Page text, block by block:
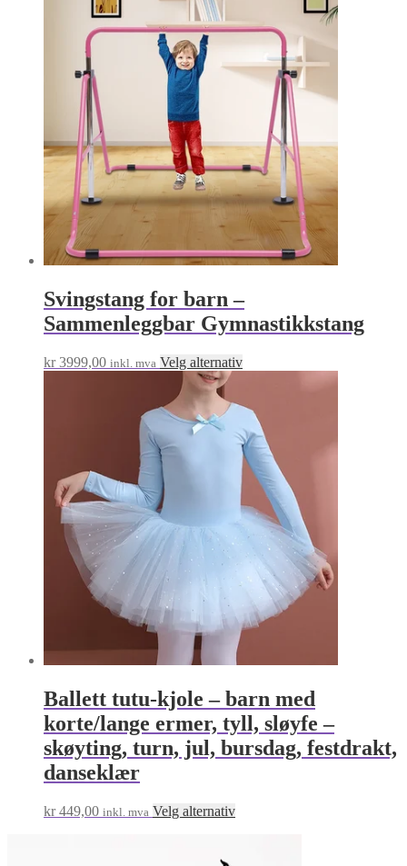
Svingstang for barn –
Sammenleggbar Gymnastikkstang
kr3999,00 inkl. mva Velg alternativDette
flere
varianter.
Alternativene
kan
velges
produktsiden
Ballett tutu-kjole – barn med
korte/lange ermer, tyll, sløyfe –
skøyting, turn, jul, bursdag, festdrakt,
danseklær
kr449,00 inkl. mva Velg alternativDette